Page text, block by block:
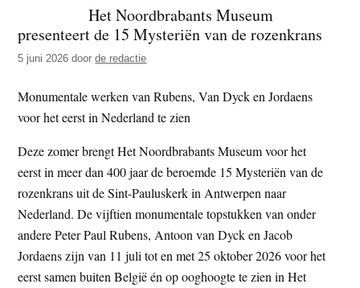
z
e
i
t
e
n
d
z
e
s
e
Het Noordbrabants Museum
presenteert de 15 Mysteriën van de rozenkrans
5 juni 2026 doorde redactie
Monumentale werken van Rubens, Van Dyck en Jordaens
voor het eerst in Nederland te zien
Deze zomer brengt Het Noordbrabants Museum voor het
eerst in meer dan 400 jaar de beroemde 15 Mysteriën van de
rozenkrans uit de Sint-Pauluskerk in Antwerpen naar
Nederland. De vijftien monumentale topstukken van onder
andere Peter Paul Rubens, Antoon van Dyck en Jacob
Jordaens zijn van 11 juli tot en met 25 oktober 2026 voor het
eerst samen buiten België én op ooghoogte te zien in Het